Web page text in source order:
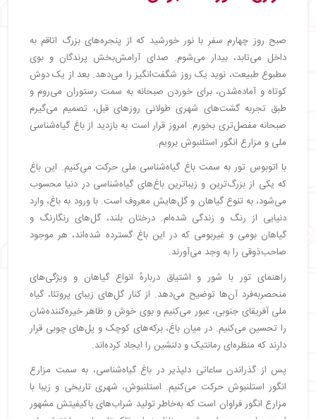
صبح روز چهارم سفر با نور خورشید که از پنجره‌های بزرگ اتاقم به
داخل می‌تابد، بیدار می‌شوم. صدای آرامش‌بخش پرندگان و بوی
مطبوع طبیعت، نوید یک روز شگفت‌انگیز را می‌دهد. بعد از یک دوش
کوتاه و آماده‌شدن، برای خوردن صبحانه به سمت رستوران می‌روم و
طبق تجربه گشت‌های شهری طولانی روزهای قبل، تصمیم می‌گیرم
صبحانه مفصل‌تری بخورم. امروز قرار است به بازدید از باغ گیاه‌شناسی
ملی و مزارع انگور استلنبوش برویم.
با اتوبوس تور به سمت باغ گیاه‌شناسی ملی حرکت می‌کنیم. این باغ
که یکی از بزرگ‌ترین و زیباترین باغ‌های گیاه‌شناسی در دنیا محسوب
می‌شود، به تنوع گیاهان و گل‌هایش معروف است. با ورود به باغ، وارد
دنیایی از رنگ و زندگی شده‌ام. درختان بلند، گل‌های رنگارنگ و
گیاهان بومی و غیربومی که در این باغ گسترده شده‌اند، هر موجود
صاحب‌ذوقی را به وجد می‌آورند.
راهنمای تور با شور و اشتیاق دربارهٔ انواع گیاهان و ویژگی‌های
منحصربه‌فرد آن‌ها توضیح می‌دهد. از کنار گل‌های زیبای پروتئا، گیاه
ملی آفریقای جنوبی، عبور می‌کنیم و بوی خوش و ظاهر خیره‌کننده‌شان
را تحسین می‌کنیم. در میان باغ، برکه‌های کوچک و پل‌های چوبی قرار
دارند که منظره‌ای رمانتیک و دلنشین را ایجاد کرده‌اند.
پس از گذراندن ساعاتی دلپذیر در باغ گیاه‌شناسی، به سمت مزارع
انگور استلنبوش حرکت می‌کنیم. استلنبوش، شهری تاریخی و زیبا با
مزارع انگور فراوان است که به‌خاطر تولید شراب‌های باکیفیتش مشهور